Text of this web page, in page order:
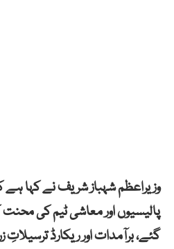
وزیراعظم شہباز شریف نے کہا
پالیسیوں اور معاشی ٹیم کی
گئے، برآمدات اور ریکارڈ ترسیلاتِ